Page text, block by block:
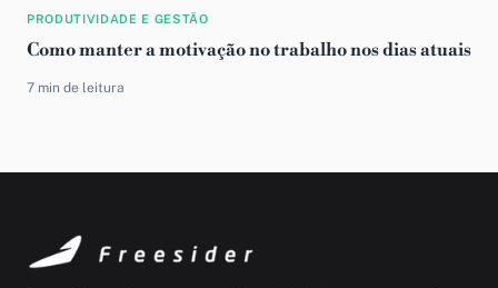
PRODUTIVIDADE E GESTÃO
Como manter a motivação no trabalho nos dias atuais
7 min de leitura